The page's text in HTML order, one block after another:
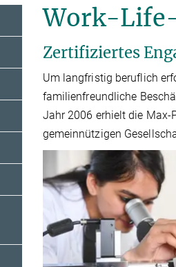
Work-
Zertifiziertes
Um langfristig beruflich
familienfreundliche
Jahr 2006 erhielt die
gemeinnützigen